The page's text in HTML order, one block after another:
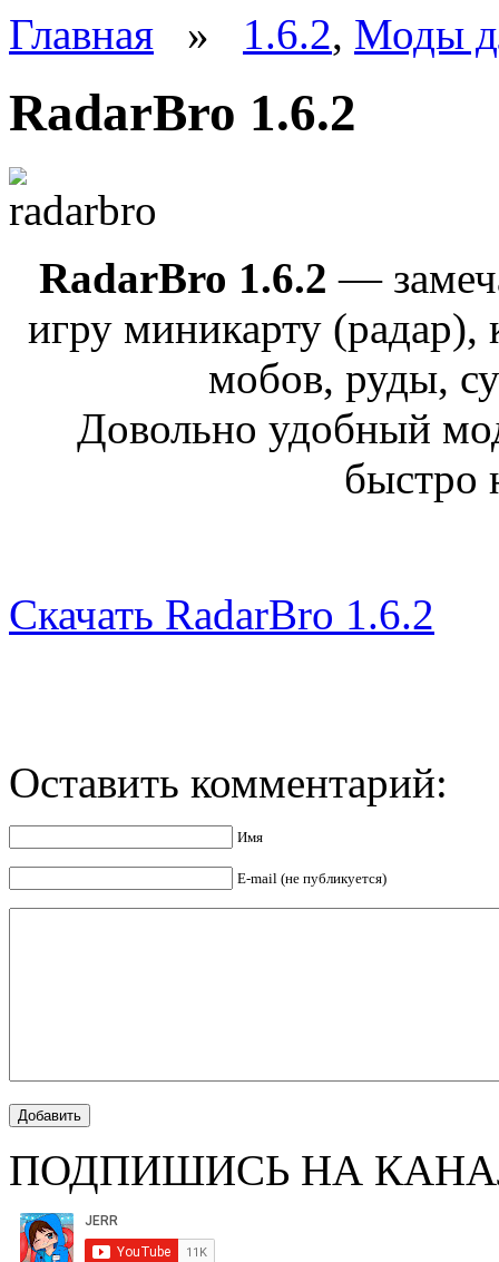
Главная » 1.6.2, Моды
RadarBro 1.6.2
RadarBro 1.6.2 —
игру миникарту (радар),
мобов, руды,
Довольно удобный
быстро
Скачать RadarBro 1.6.2
Оставить комментарий:
Имя
E-mail (не публикуется)
ПОДПИШИСЬ НА